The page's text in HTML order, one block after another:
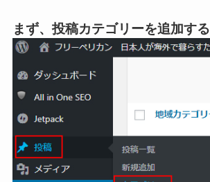
まず、投稿カテゴリーを追加する